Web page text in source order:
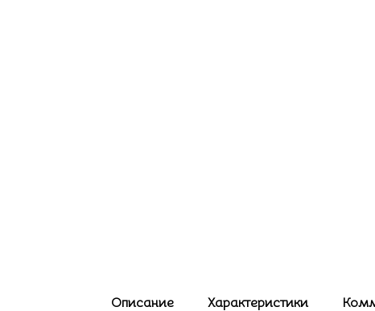
Описание Характеристики